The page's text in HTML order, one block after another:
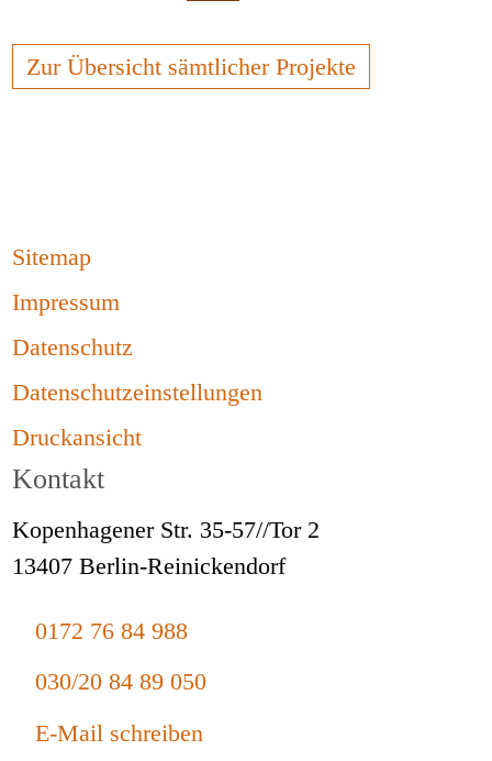
Zur Übersicht sämtlicher Projekte
Sitemap
Impressum
Datenschutz
Datenschutzeinstellungen
Druckansicht
Kontakt
Kopenhagener Str. 35-57//Tor 2
13407 Berlin-Reinickendorf
0172 76 84 988
030/20 84 89 050
E-Mail schreiben